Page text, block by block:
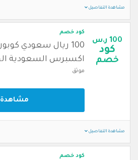
مشاهدة التفاصيل
100 ر.س
كود
خصم
كود خصم
100 ريال سعودي
اكسبرس السعودية
موثق
مشاهدة
مشاهدة التفاصيل
كود خصم